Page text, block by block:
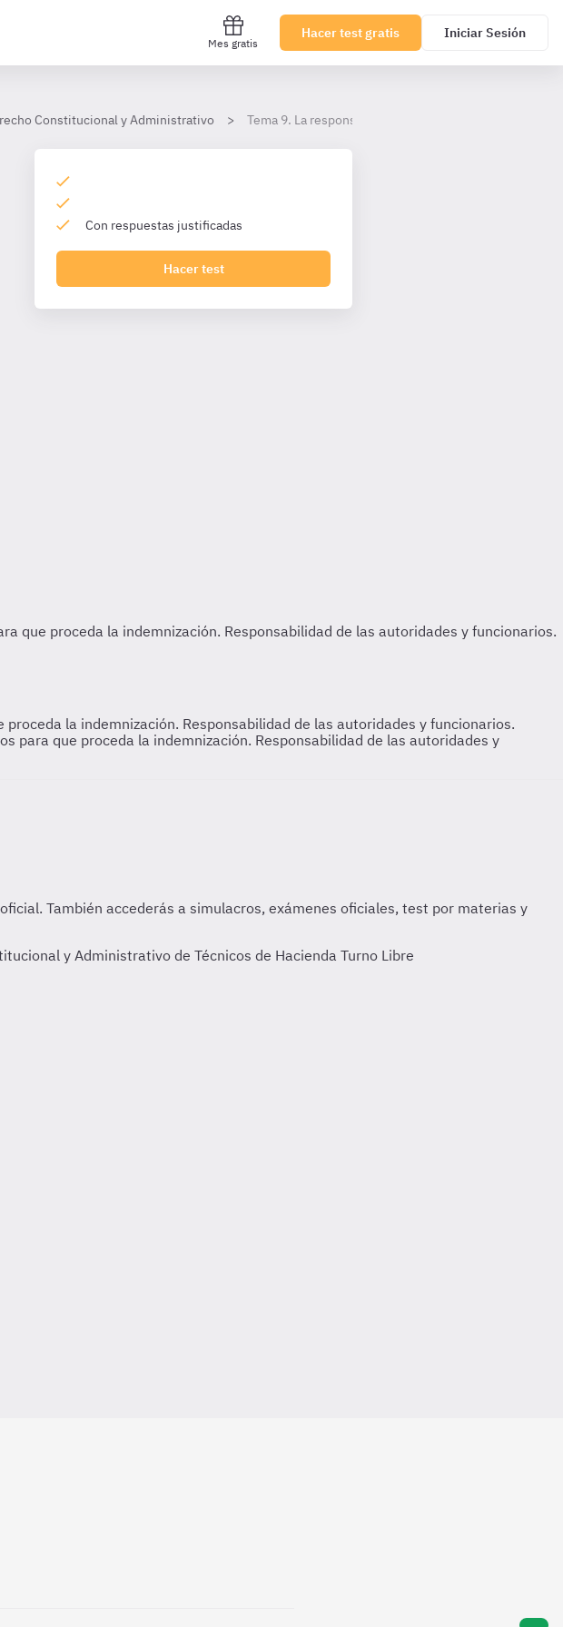
Mes gratis
Hacer test gratis Iniciar Sesión
Constitucional y Administrativo Tema 9. La responsabilidad patrimonial de la
Con respuestas justificadas
Hacer test
la indemnización. Responsabilidad de las autoridades y funcionarios.
para que proceda la indemnización. Responsabilidad de las autoridades y
y Administrativo de Técnicos de Hacienda Turno Libre